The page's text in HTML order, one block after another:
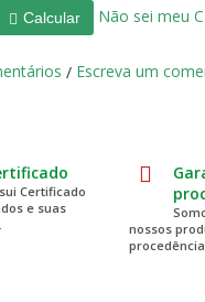
Calcular Não sei meu
/ Escreva um
Certificado
e suas
nossos